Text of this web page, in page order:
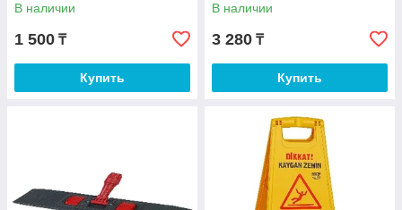
В наличии
1 500 ₸
Купить
В наличии
3 280 ₸
Купить